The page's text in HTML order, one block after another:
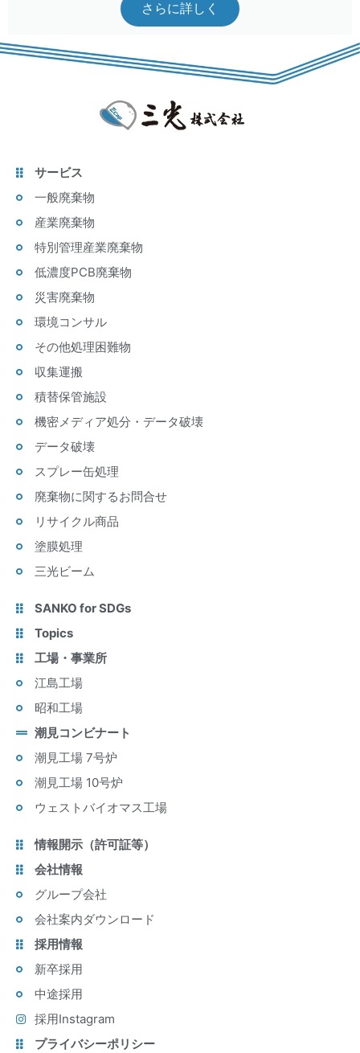
さらに詳しく
サービス
一般廃棄物
産業廃棄物
特別管理産業廃棄物
低濃度PCB廃棄物
災害廃棄物
環境コンサル
その他処理困難物
収集運搬
積替保管施設
機密メディア処分・データ破壊
データ破壊
スプレー缶処理
廃棄物に関するお問合せ
リサイクル商品
塗膜処理
三光ビーム
SANKO for SDGs
Topics
工場・事業所
江島工場
昭和工場
潮見コンビナート
潮見工場 7号炉
潮見工場 10号炉
ウェストバイオマス工場
情報開示（許可証等）
会社情報
グループ会社
会社案内ダウンロード
採用情報
新卒採用
中途採用
採用Instagram
プライバシーポリシー